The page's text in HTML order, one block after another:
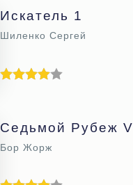
Искатель 1
Шиленко Сергей
Седьмой Рубеж V
Бор Жорж